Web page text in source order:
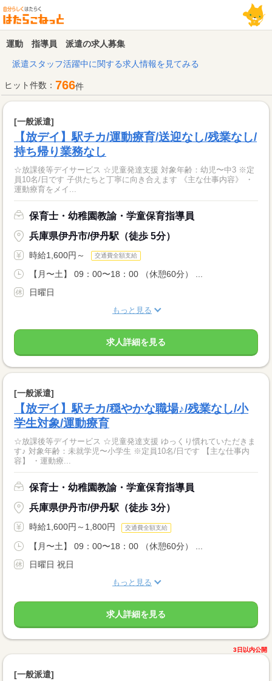
運動 指導員 派遣の求人募集
派遣スタッフ活躍中に関する求人情報を見てみる
ヒット件数： 766件
[一般派遣]
【放デイ】駅チカ/運動療育/送迎なし/残業なし/
持ち帰り業務なし
☆放課後等デイサービス ☆児童発達支援 対象年齢：幼児〜中3 ※定
員10名/日です 子供たちと丁寧に向き合えます 《主な仕事内容》 ・
運動療育をメイ...
保育士・幼稚園教諭・学童保育指導員
兵庫県伊丹市/伊丹駅（徒歩 5分）
時給1,600円～ 交通費全額支給
【月〜土】 09：00〜18：00 （休憩60分） ...
日曜日
もっと見る
求人詳細を見る
[一般派遣]
【放デイ】駅チカ/穏やかな職場♪/残業なし/小
学生対象/運動療育
☆放課後等デイサービス ☆児童発達支援 ゆっくり慣れていただきま
す♪ 対象年齢：未就学児〜小学生 ※定員10名/日です 【主な仕事内
容】 ・運動療...
保育士・幼稚園教諭・学童保育指導員
兵庫県伊丹市/伊丹駅（徒歩 3分）
時給1,600円～1,800円 交通費全額支給
【月〜土】 09：00〜18：00 （休憩60分） ...
日曜日 祝日
もっと見る
求人詳細を見る
3日以内公開
[一般派遣]